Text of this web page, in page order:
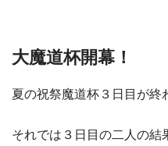
大魔道杯開幕！
夏の祝祭魔道杯３日目が終
それでは３日目の二人の結